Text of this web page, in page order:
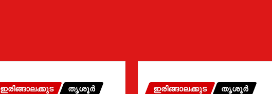
ഇരിങ്ങാലക്കുട
തൃശൂർ
ഇരിങ്ങാലക്കുട
തൃശൂർ